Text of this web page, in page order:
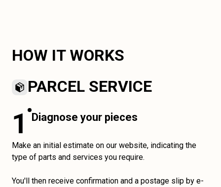
HOW IT WORKS
PARCEL SERVICE
1 Diagnose your pieces
Make an initial estimate on our website, indicating the
type of parts and services you require.
You'll then receive confirmation and a postage slip by e-